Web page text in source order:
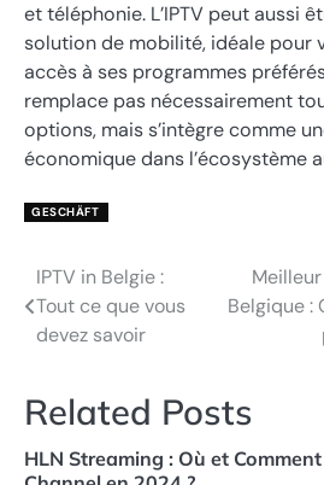
et téléphonie. L’IPTV peut aussi
solution de mobilité, idéale pour
accès à ses programmes
remplace pas nécessairement
options, mais s’intègre comme
économique dans l’écosystème
GESCHÄFT
Post
navigation
IPTV in Belgie :
Tout ce que vous
devez savoir
Belgique :
Related Posts
HLN Streaming : Où et